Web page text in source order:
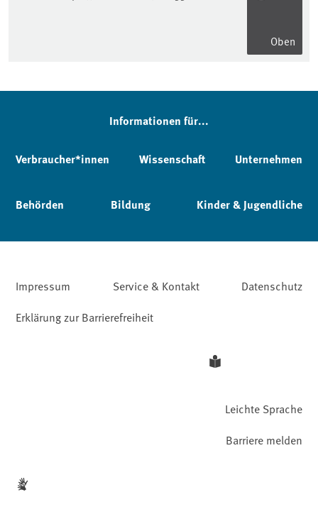
Oben
Informationen für...
Verbraucher*innen Wissenschaft Unternehmen
Behörden Bildung Kinder & Jugendliche
Impressum Service & Kontakt
Datenschutz
Erklärung zur Barrierefreiheit
Leichte Sprache
Barriere melden